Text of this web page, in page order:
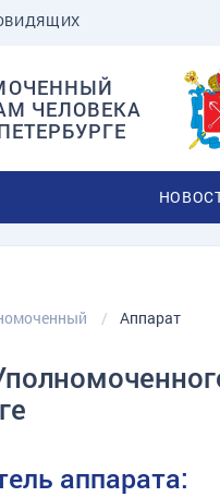
ЧЕЛОВЕКА
Аппарат
аппарата: